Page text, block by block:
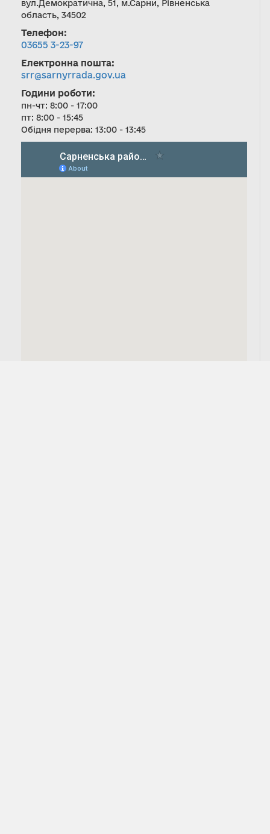
вул.Демократична, 51, м.Сарни, Рівненська
область, 34502
Телефон:
03655 3-23-97
Електронна пошта:
srr@sarnyrrada.gov.ua
Години роботи:
пн-чт: 8:00 - 17:00
пт: 8:00 - 15:45
Обідня перерва: 13:00 - 13:45